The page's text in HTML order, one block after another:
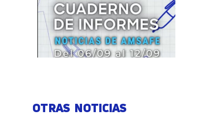
OTRAS NOTICIAS